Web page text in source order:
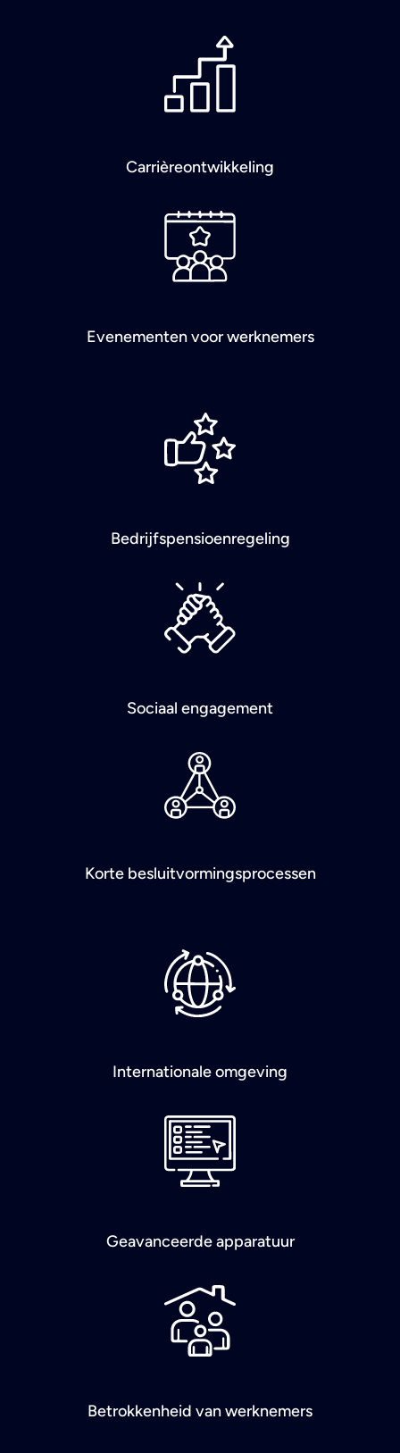
Carrièreontwikkeling
Evenementen voor werknemers
Bedrijfspensioenregeling
Sociaal engagement
Korte besluitvormingsprocessen
Internationale omgeving
Geavanceerde apparatuur
Betrokkenheid van werknemers